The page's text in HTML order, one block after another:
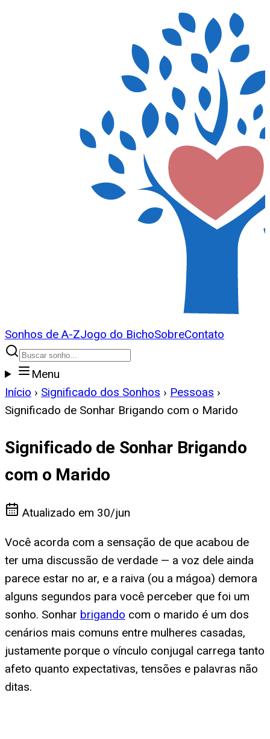
Sonhos de A-ZJogo do BichoSobreContato
Menu
Início › Significado dos Sonhos › Pessoas ›
Significado de Sonhar Brigando com o Marido
Significado de Sonhar Brigando
com o Marido
Atualizado em 30/jun
Você acorda com a sensação de que acabou de
ter uma discussão de verdade — a voz dele ainda
parece estar no ar, e a raiva (ou a mágoa) demora
alguns segundos para você perceber que foi um
sonho. Sonhar brigando com o marido é um dos
cenários mais comuns entre mulheres casadas,
justamente porque o vínculo conjugal carrega tanto
afeto quanto expectativas, tensões e palavras não
ditas.